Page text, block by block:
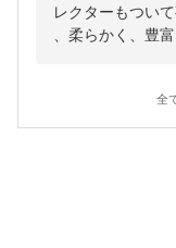
レクターもつい
、柔らかく、豊
全